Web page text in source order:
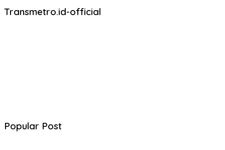
Transmetro.id-official
Popular Post